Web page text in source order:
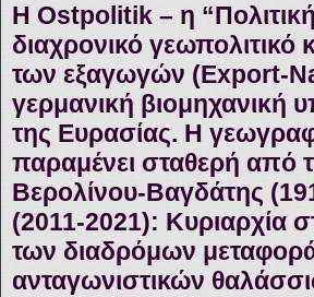
Η Ostpolitik – η
διαχρονικό γεωπολιτικό
των εξαγωγών (Export-
γερμανική βιομηχανική
της Ευρασίας. Η
παραμένει σταθερή από
Βερολίνου-Βαγδάτης
(2011-2021): Κυριαρχία
των διαδρόμων
ανταγωνιστικών